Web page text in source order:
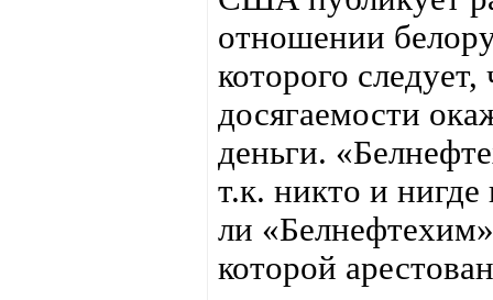
отношении
которого
досягаемости
деньги.
т.к. никто и нигде
ли
которой